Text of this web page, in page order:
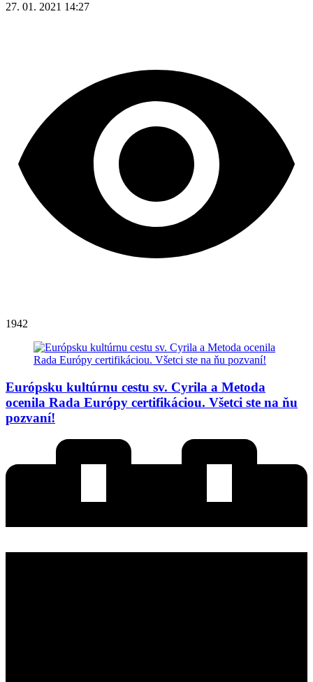
27. 01. 2021 14:27
1942
Európsku kultúrnu cestu sv. Cyrila a Metoda
ocenila Rada Európy certifikáciou. Všetci ste na ňu
pozvaní!